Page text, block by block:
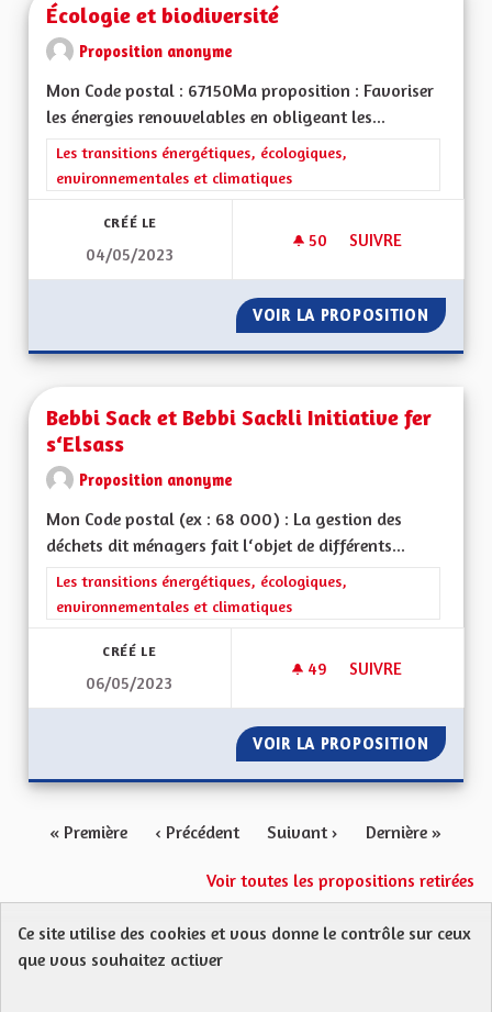
Écologie et biodiversité
Proposition anonyme
Mon Code postal : 67150Ma proposition : Favoriser
les énergies renouvelables en obligeant les...
Filtrer les résultats de la catégorie : Les transitions
Les transitions énergétiques, écologiques,
environnementales et climatiques
CRÉÉ LE
04/05/2023
50 50 ABONNÉS
SUIVRE
VOIR LA PROPOSITION
Bebbi Sack et Bebbi Sackli Initiative fer
s‘Elsass
Proposition anonyme
Mon Code postal (ex : 68 000) : La gestion des
déchets dit ménagers fait l‘objet de différents...
Filtrer les résultats de la catégorie : Les transitions
Les transitions énergétiques, écologiques,
environnementales et climatiques
CRÉÉ LE
06/05/2023
49 49 ABONNÉS
SUIVRE
VOIR LA PROPOSITION BEBBI
« Première ‹ Précédent Suivant › Dernière »
Voir toutes les propositions retirées
Protection des Données
Ce site utilise des cookies et vous donne le contrôle sur ceux
que vous souhaitez activer